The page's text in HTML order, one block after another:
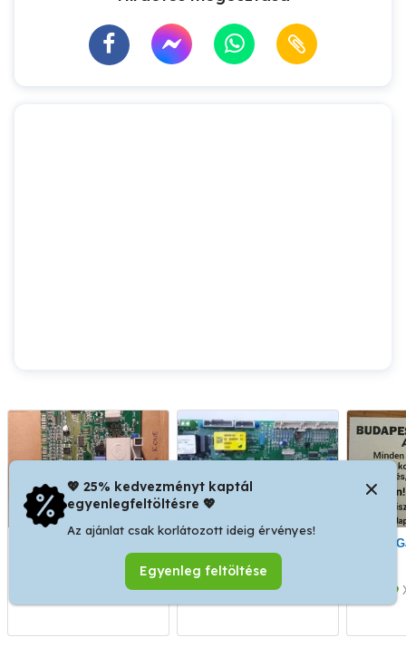
vezérlőpanel javítás
kondenzációs gázkazán
vezérlőpanel javítás
IV. kerület
💖 25% kedvezményt kaptál
egyenlegfeltöltésre 💖
Az ajánlat csak korlátozott ideig érvényes!
Egyenleg feltöltése